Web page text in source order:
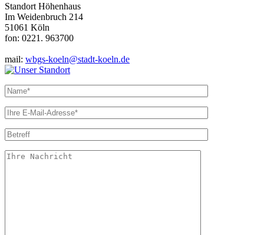
Standort Höhenhaus
Im Weidenbruch 214
51061 Köln
fon: 0221. 963700
mail: wbgs-koeln@stadt-koeln.de